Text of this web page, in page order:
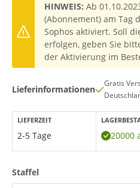
HINWEIS: Ab
(Abonnement) am Tag
Sophos aktiviert. Soll
erfolgen, geben Sie
der Aktivierung im
Lieferinformationen
Gratis
LIEFERZEIT
2-5 Tage 20000
Staffelauswählen